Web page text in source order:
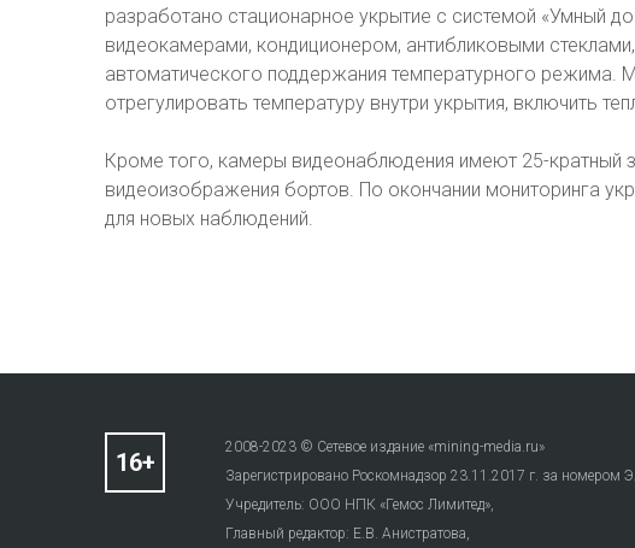
разработано стационарное укрытие с системой «Умный
видеокамерами, кондиционером, антибликовыми
автоматического поддержания температурного режима.
отрегулировать температуру внутри укрытия, включить
Кроме того, камеры видеонаблюдения имеют 25-кратный
видеоизображения бортов. По окончании мониторинга
для новых наблюдений.
2008-2023 © Сетевое издание «mining-media.ru»
Зарегистрировано Роскомнадзор 23.11.2017 г. за
Учредитель: ООО НПК «Гемос Лимитед»,
Главный редактор: Е.В. Анистратова,